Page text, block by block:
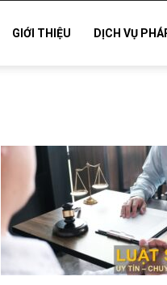
GIỚI THIỆU DỊCH VỤ